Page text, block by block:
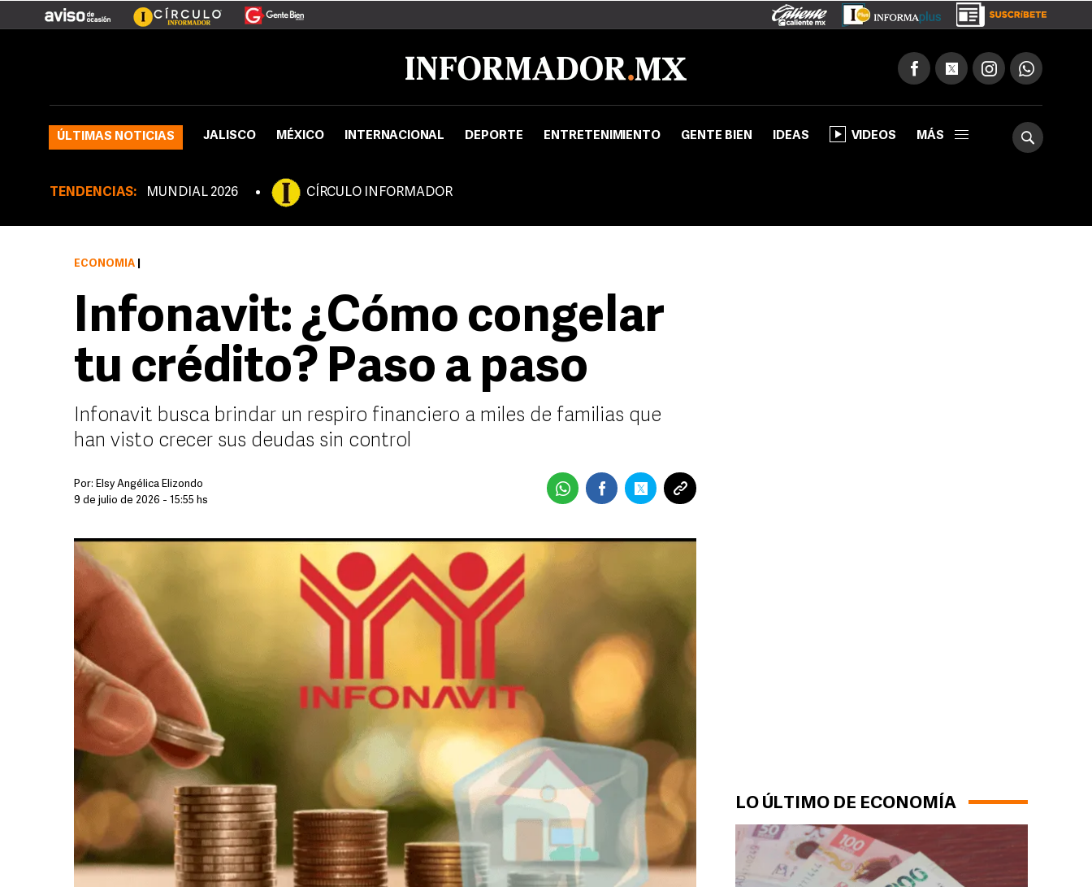
ÚLTIMAS NOTICIAS JALISCO MÉXICO INTERNACIONAL DEPORTE ENTRETENIMIENTO GENTE BIEN IDEAS VIDEOS MÁS
TENDENCIAS: MUNDIAL 2026 CÍRCULO INFORMADOR
LO ÚLTIMO DE ECONOMÍA
ECONOMÍA
Infonavit: ¿Cómo congelar
tu crédito? Paso a paso
Infonavit busca brindar un respiro financiero a miles de familias que
han visto crecer sus deudas sin control
Por: Elsy Angélica Elizondo
9 de julio de 2026 - 15:55 hs